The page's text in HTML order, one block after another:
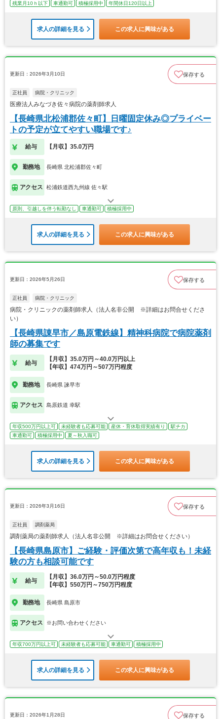
残業月10ｈ以下 車通勤可 積極採用中 年間休日120日以上
求人の詳細を見る この求人に興味がある
更新日：2026年3月10日 保存する
正社員 病院・クリニック
医療法人みなづき佐々病院の薬剤師求人
【長崎県北松浦郡佐々町】日曜固定休み◎プライベー
トの予定が立てやすい職場です♪
給与 【月収】35.0万円
勤務地 長崎県 北松浦郡佐々町
アクセス 松浦鉄道西九州線 佐々駅
原則、引越しを伴う転勤なし 車通勤可 積極採用中
求人の詳細を見る この求人に興味がある
更新日：2026年5月26日 保存する
正社員 病院・クリニック
病院・クリニックの薬剤師求人（法人名非公開 ※詳細はお問合せくださ
い）
【長崎県諌早市／島原電鉄線】精神科病院で病院薬剤
師の募集です
給与
【月収】35.0万円～40.0万円以上
【年収】474万円～507万円程度
勤務地 長崎県 諫早市
アクセス 島原鉄道 幸駅
年収500万円以上可 未経験者も応募可能 産休・育休取得実績有り
駅チカ
車通勤可
積極採用中 夏～秋入職可
求人の詳細を見る この求人に興味がある
更新日：2026年3月16日 保存する
正社員 調剤薬局
調剤薬局の薬剤師求人（法人名非公開 ※詳細はお問合せください）
【長崎県島原市】ご経験・評価次第で高年収も！未経
験の方も相談可能です
給与
【月収】36.0万円～50.0万円程度
【年収】550万円～750万円程度
勤務地 長崎県 島原市
アクセス ※お問い合わせください
年収700万円以上可 未経験者も応募可能 車通勤可 積極採用中
求人の詳細を見る この求人に興味がある
更新日：2026年1月28日 保存する